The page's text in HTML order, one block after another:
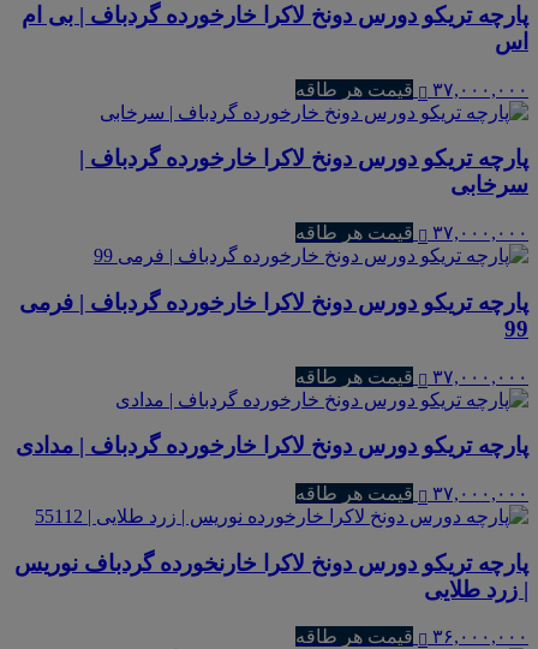
پارچه تریکو دورس دونخ لاکرا خارخورده گردباف | بی ام
اس
۳۷,۰۰۰,۰۰۰ قیمت هر طاقه
پارچه تریکو دورس دونخ لاکرا خارخورده گردباف |
سرخابی
۳۷,۰۰۰,۰۰۰ قیمت هر طاقه
پارچه تریکو دورس دونخ لاکرا خارخورده گردباف | فرمی
99
۳۷,۰۰۰,۰۰۰ قیمت هر طاقه
پارچه تریکو دورس دونخ لاکرا خارخورده گردباف | مدادی
۳۷,۰۰۰,۰۰۰ قیمت هر طاقه
پارچه تریکو دورس دونخ لاکرا خارنخورده گردباف نوریس
| زرد طلایی
۳۶,۰۰۰,۰۰۰ قیمت هر طاقه